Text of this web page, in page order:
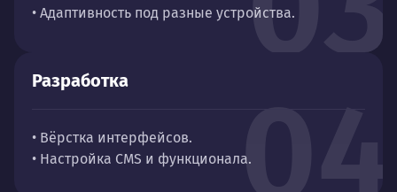
• Адаптивность под разные устройства.
04
Разработка
• Вёрстка интерфейсов.
• Настройка CMS и функционала.